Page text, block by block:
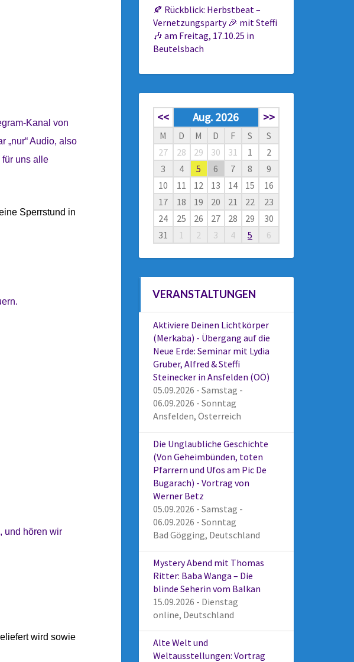
Kanal von
„nur“ Audio, also
für uns alle
Sperrstund in
und hören wir
wird sowie
🍂 Rückblick: Herbstbeat –
Vernetzungsparty 🎉 mit Steffi
🎶 am Freitag, 17.10.25 in
Beutelsbach
<< Aug. 2026 >>
M D M D F S
S
27
28 29 30 31 1
2
3
4 5 6 7 8
9
10
11 12 13 14 15
16
17
18 19 20 21 22
23
24
25 26 27 28 29
30
31
1 2 3 4 5 6
VERANSTALTUNGEN
Aktiviere Deinen Lichtkörper
(Merkaba) - Übergang auf die
Neue Erde: Seminar mit Lydia
Gruber, Alfred & Steffi
Steinecker in Ansfelden (OÖ)
05.09.2026 - Samstag -
06.09.2026 - Sonntag
Ansfelden, Österreich
Die Unglaubliche Geschichte
(Von Geheimbünden, toten
Pfarrern und Ufos am Pic De
Bugarach) - Vortrag von
Werner Betz
05.09.2026 - Samstag -
06.09.2026 - Sonntag
Bad Gögging, Deutschland
Mystery Abend mit Thomas
Ritter: Baba Wanga – Die
blinde Seherin vom Balkan
15.09.2026 - Dienstag
online, Deutschland
Alte Welt und
Weltausstellungen: Vortrag